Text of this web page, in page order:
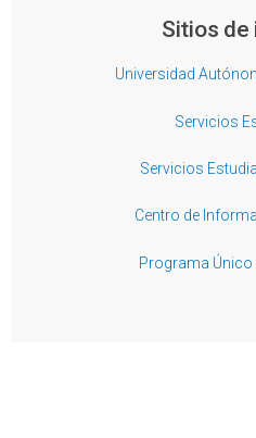
Sitios de
Universidad
Servicios
Servicios
Centro de
Programa Único